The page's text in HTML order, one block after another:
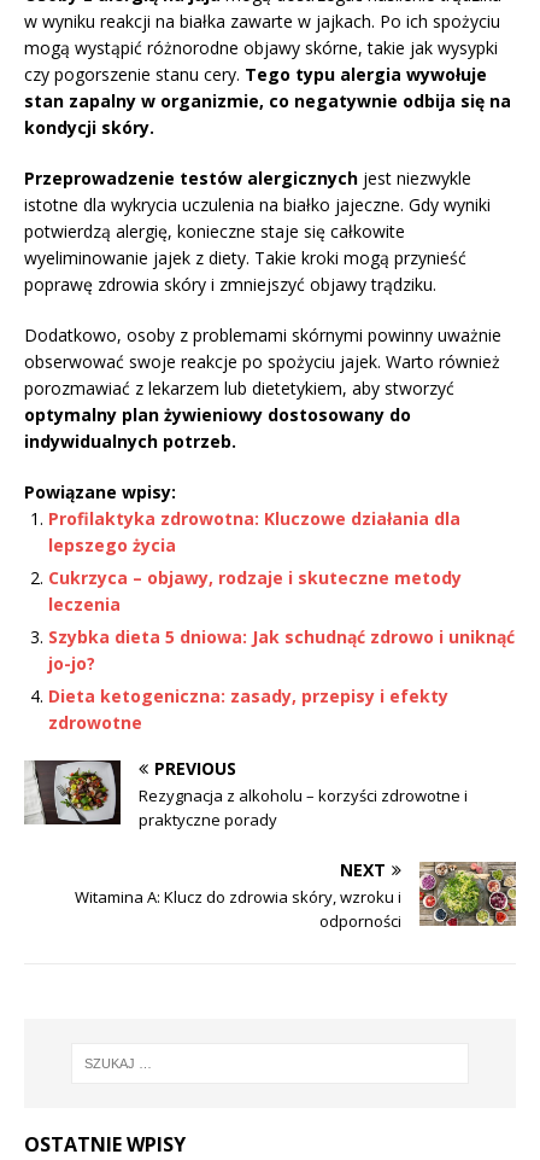
w wyniku reakcji na białka zawarte w jajkach. Po ich spożyciu
mogą wystąpić różnorodne objawy skórne, takie jak wysypki
czy pogorszenie stanu cery. Tego typu alergia wywołuje
stan zapalny w organizmie, co negatywnie odbija się na
kondycji skóry.
Przeprowadzenie testów alergicznych jest niezwykle
istotne dla wykrycia uczulenia na białko jajeczne. Gdy wyniki
potwierdzą alergię, konieczne staje się całkowite
wyeliminowanie jajek z diety. Takie kroki mogą przynieść
poprawę zdrowia skóry i zmniejszyć objawy trądziku.
Dodatkowo, osoby z problemami skórnymi powinny uważnie
obserwować swoje reakcje po spożyciu jajek. Warto również
porozmawiać z lekarzem lub dietetykiem, aby stworzyć
optymalny plan żywieniowy dostosowany do
indywidualnych potrzeb.
Powiązane wpisy:
Profilaktyka zdrowotna: Kluczowe działania dla
lepszego życia
Cukrzyca – objawy, rodzaje i skuteczne metody
leczenia
Szybka dieta 5 dniowa: Jak schudnąć zdrowo i uniknąć
jo-jo?
Dieta ketogeniczna: zasady, przepisy i efekty
zdrowotne
PREVIOUS
Rezygnacja z alkoholu – korzyści zdrowotne i
praktyczne porady
NEXT
Witamina A: Klucz do zdrowia skóry, wzroku i
odporności
OSTATNIE WPISY